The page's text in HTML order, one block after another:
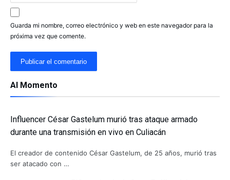
Guarda mi nombre, correo electrónico y web en este navegador para la
próxima vez que comente.
Al Momento
Influencer César Gastelum murió tras ataque armado
durante una transmisión en vivo en Culiacán
El creador de contenido César Gastelum, de 25 años, murió tras
ser atacado con …